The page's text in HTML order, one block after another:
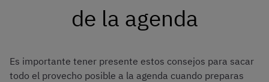
de la agenda
Es importante tener presente estos consejos para sacar
todo el provecho posible a la agenda cuando preparas